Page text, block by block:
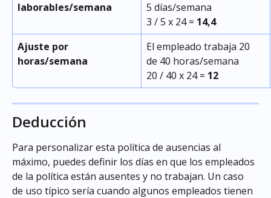
laborables/semana
5 días/semana
3 / 5 x 24 = 14,4
Ajuste por
horas/semana
El empleado trabaja 20
de 40 horas/semana
20 / 40 x 24 = 12
Deducción
Para personalizar esta política de ausencias al
máximo, puedes definir los días en que los empleados
de la política están ausentes y no trabajan. Un caso
de uso típico sería cuando algunos empleados tienen